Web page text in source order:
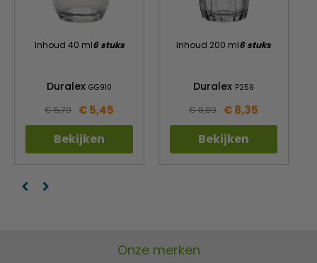
Inhoud 40 ml6 stuks
Duralex GG910
€ 5,79 € 5,45
Bekijken
Inhoud 200 ml6 stuks
Duralex P259
€ 8,89 € 8,35
Bekijken
Onze merken